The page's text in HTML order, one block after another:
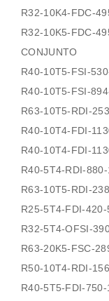
R32-10K4-FDC-
R32-10K5-FDC-
CONJUNTO
R40-10T5-FSI-
R40-10T5-FSI-
R63-10T5-RDI-
R40-10T4-FDI-
R40-10T4-FDI-
R40-5T4-RDI-
R63-10T5-RDI-
R25-5T4-FDI-
R32-5T4-OFSI-
R63-20K5-FSC-
R50-10T4-RDI-
R40-5T5-FDI-